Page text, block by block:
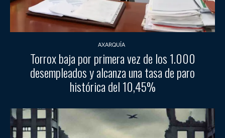
AXARQUÍA
Torrox baja por primera vez de los 1.000
desempleados y alcanza una tasa de paro
histórica del 10,45%